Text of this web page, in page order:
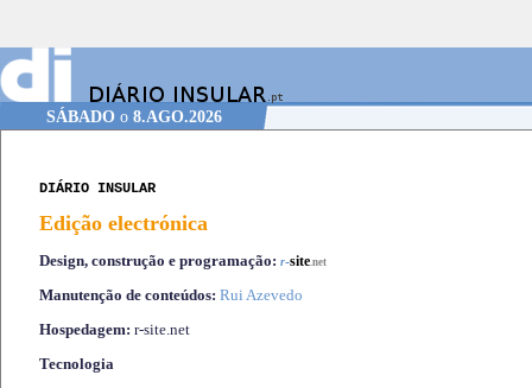
SÁBADOo 8.AGO.2026
DIÁRIO INSULAR
Edição electrónica
Design, construção e programação: r-site.net
Manutenção de conteúdos: Rui Azevedo
Hospedagem: r-site.net
Tecnologia